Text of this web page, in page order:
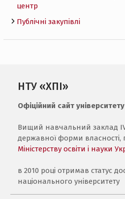
центр
Публічні закупівлі
НТУ «ХПІ»
Офіційний сайт університету
Вищий навчальний заклад
державної форми власності,
Міністерству освіти і науки
в 2010 році отримав статус
національного університету